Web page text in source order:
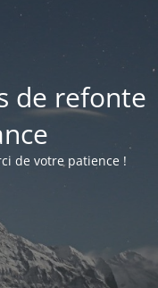
de refonte
de votre patience !